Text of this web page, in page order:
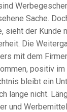
Sache.
sieht der Kunde
Die
mit dem
positiv im
bleibt ein
lange nicht.
und